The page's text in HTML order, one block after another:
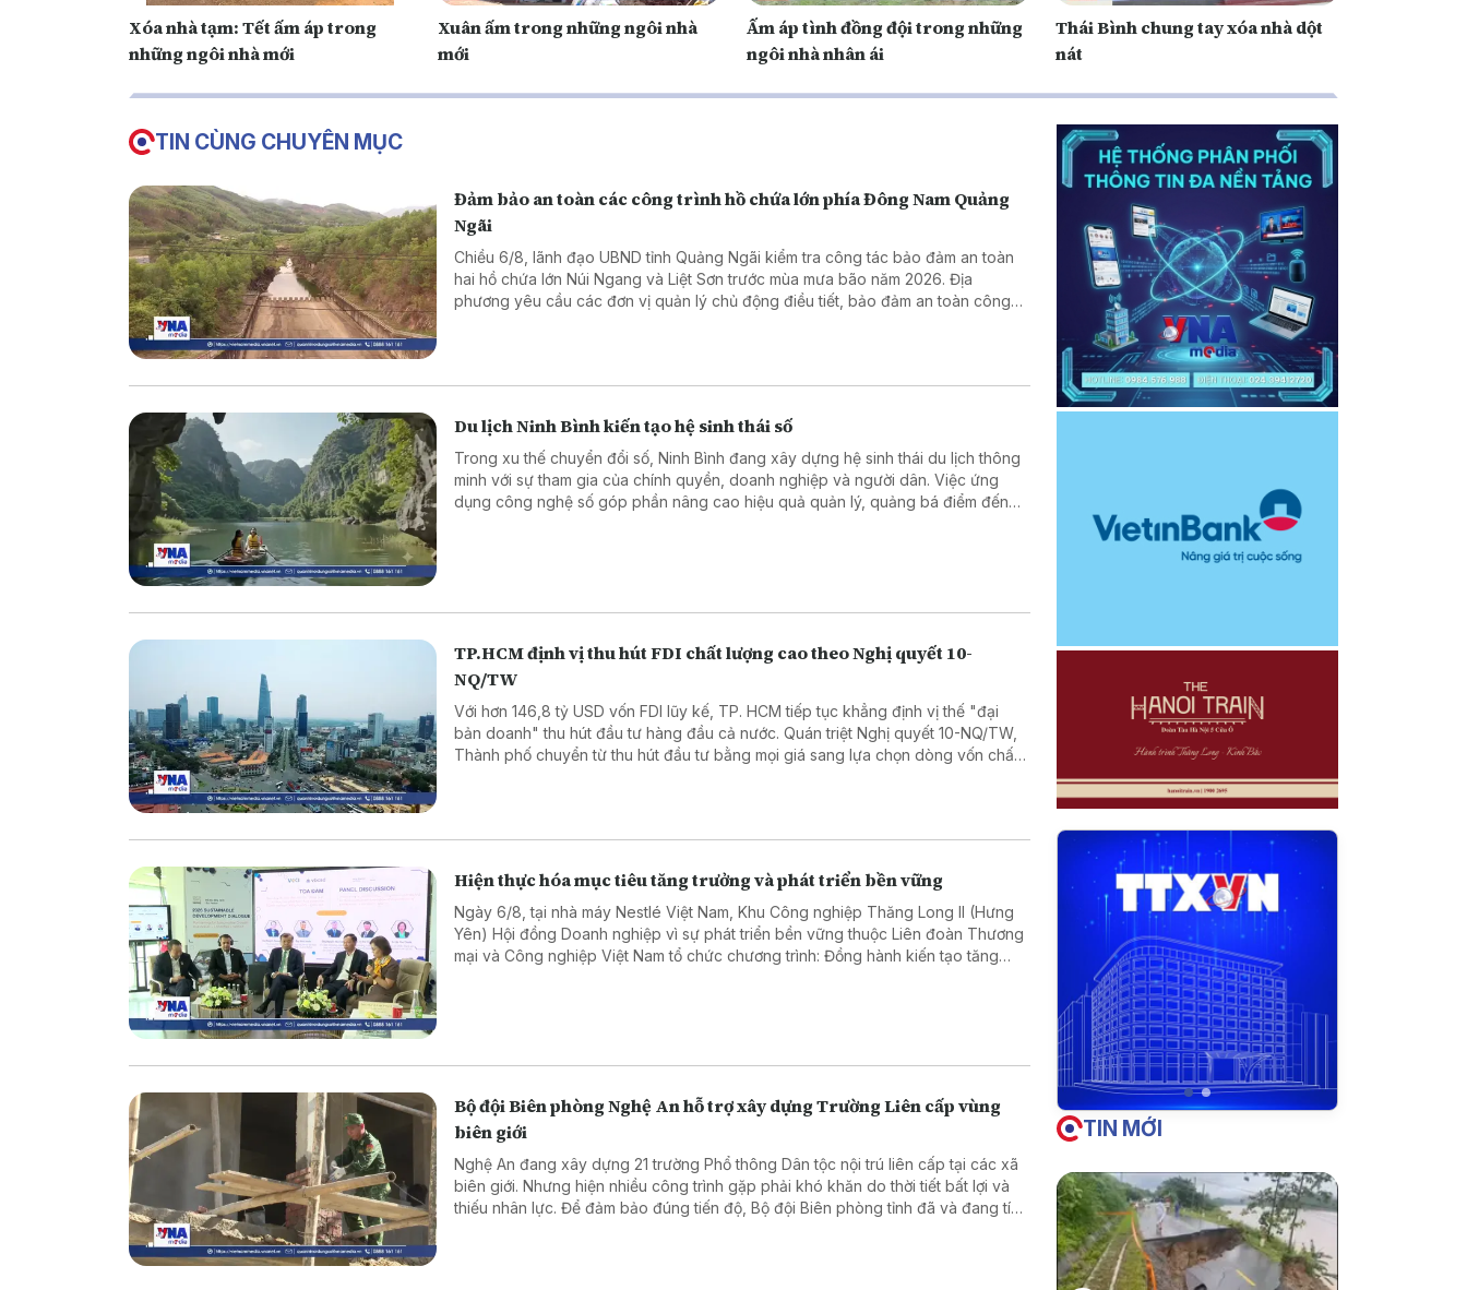
Xóa nhà tạm: Tết ấm áp trong
những ngôi nhà mới
Xuân ấm trong những ngôi nhà
mới
Ấm áp tình đồng đội trong những
ngôi nhà nhân ái
Thái Bình chung tay xóa nhà dột
nát
TIN CÙNG CHUYÊN MỤC
Đảm bảo an toàn các công trình hồ chứa lớn phía Đông Nam Quảng
Ngãi
Chiều 6/8, lãnh đạo UBND tỉnh Quảng Ngãi kiểm tra công tác bảo đảm an toàn
hai hồ chứa lớn Núi Ngang và Liệt Sơn trước mùa mưa bão năm 2026. Địa
phương yêu cầu các đơn vị quản lý chủ động điều tiết, bảo đảm an toàn công
Du lịch Ninh Bình kiến tạo hệ sinh thái số
Trong xu thế chuyển đổi số, Ninh Bình đang xây dựng hệ sinh thái du lịch thông
minh với sự tham gia của chính quyền, doanh nghiệp và người dân. Việc ứng
dụng công nghệ số góp phần nâng cao hiệu quả quản lý, quảng bá điểm đến
TP.HCM định vị thu hút FDI chất lượng cao theo Nghị quyết 10-
NQ/TW
Với hơn 146,8 tỷ USD vốn FDI lũy kế, TP. HCM tiếp tục khẳng định vị thế "đại
bản doanh" thu hút đầu tư hàng đầu cả nước. Quán triệt Nghị quyết 10-NQ/TW,
Thành phố chuyển từ thu hút đầu tư bằng mọi giá sang lựa chọn dòng vốn chất
Hiện thực hóa mục tiêu tăng trưởng và phát triển bền vững
Ngày 6/8, tại nhà máy Nestlé Việt Nam, Khu Công nghiệp Thăng Long II (Hưng
Yên) Hội đồng Doanh nghiệp vì sự phát triển bền vững thuộc Liên đoàn Thương
mại và Công nghiệp Việt Nam tổ chức chương trình: Đồng hành kiến tạo tăng
Bộ đội Biên phòng Nghệ An hỗ trợ xây dựng Trường Liên cấp vùng
biên giới
Nghệ An đang xây dựng 21 trường Phổ thông Dân tộc nội trú liên cấp tại các xã
biên giới. Nhưng hiện nhiều công trình gặp phải khó khăn do thời tiết bất lợi và
thiếu nhân lực. Để đảm bảo đúng tiến độ, Bộ đội Biên phòng tỉnh đã và đang tích
TIN MỚI